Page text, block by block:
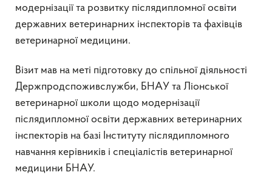
модернізації та розвитку післядипломної освіти
державних ветеринарних інспекторів та фахівців
ветеринарної медицини.
Візит мав на меті підготовку до спільної діяльності
Держпродспоживслужби, БНАУ та Ліонської
ветеринарної школи щодо модернізації
післядипломної освіти державних ветеринарних
інспекторів на базі Інституту післядипломного
навчання керівників і спеціалістів ветеринарної
медицини БНАУ.